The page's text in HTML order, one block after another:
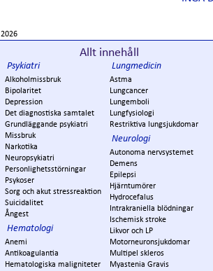
2026
Allt innehåll
Psykiatri
Alkoholmissbruk
Bipolaritet
Depression
Det diagnostiska samtalet
Grundläggande psykiatri
Missbruk
Narkotika
Neuropsykiatri
Personlighetsstörningar
Psykoser
Sorg och akut stressreaktion
Suicidalitet
Ångest
Hematologi
Anemi
Antikoagulantia
Hematologiska maligniteter
Lungmedicin
Astma
Lungcancer
Lungemboli
Lungfysiologi
Restriktiva lungsjukdomar
Neurologi
Autonoma nervsystemet
Demens
Epilepsi
Hjärntumörer
Hydrocefalus
Intrakraniella blödningar
Ischemisk stroke
Likvor och LP
Motorneuronsjukdomar
Multipel skleros
Myastenia Gravis